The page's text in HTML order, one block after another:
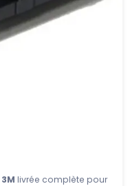
3M livrée complète pour